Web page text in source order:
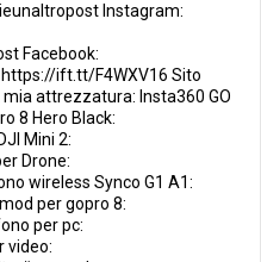
Instagram:
Facebook:
ift.tt/F4WXV16 Sito
attrezzatura: Insta360 GO
8 Hero Black:
Mini 2:
Drone:
wireless Synco G1 A1:
per gopro 8:
per pc:
video: